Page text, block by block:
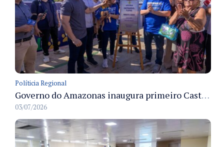
Políticia Regional
Governo do Amazonas inaugura primeiro Castramóvel Fluvial para atendimento veterinário às comunidades ribeirinhas e castração gratuita
03/07/2026